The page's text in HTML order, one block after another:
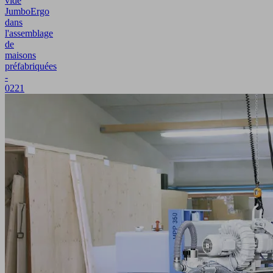
JumboErgo
dans
l'assemblage
de
maisons
préfabriquées
-
0221